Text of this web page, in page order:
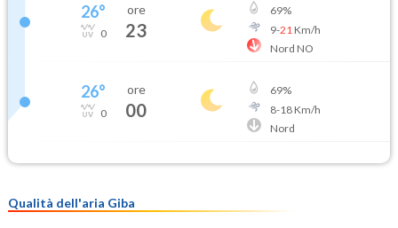
26°
0
ore
23
69%
9-21 Km/h
Nord NO
26°
0
ore
00
69%
8-18Km/h
Nord
Qualità dell'aria Giba